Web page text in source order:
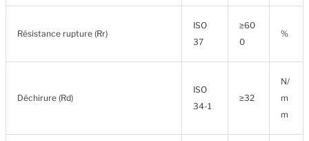
Résistance rupture (Rr)
ISO
37
≥60
0
%
Déchirure (Rd)
ISO
34-1
≥32
N/
m
m